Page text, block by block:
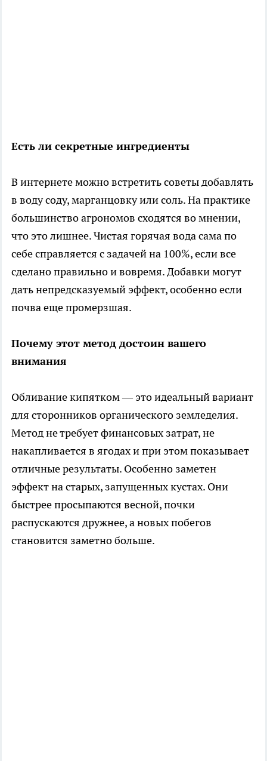
Есть ли секретные ингредиенты
В интернете можно встретить советы добавлять
в воду соду, марганцовку или соль. На практике
большинство агрономов сходятся во мнении,
что это лишнее. Чистая горячая вода сама по
себе справляется с задачей на 100%, если все
сделано правильно и вовремя. Добавки могут
дать непредсказуемый эффект, особенно если
почва еще промерзшая.
Почему этот метод достоин вашего
внимания
Обливание кипятком — это идеальный вариант
для сторонников органического земледелия.
Метод не требует финансовых затрат, не
накапливается в ягодах и при этом показывает
отличные результаты. Особенно заметен
эффект на старых, запущенных кустах. Они
быстрее просыпаются весной, почки
распускаются дружнее, а новых побегов
становится заметно больше.